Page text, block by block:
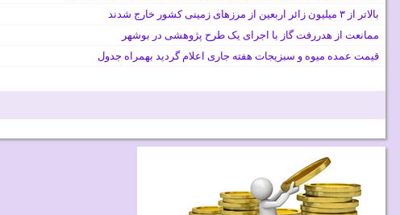
بالاتر از ۳ میلیون زائر اربعین از مرزهای زمینی کشور خارج شدند
ممانعت از هدررفت گاز با اجرای یک طرح پژوهشی در بوشهر
قیمت عمده میوه و سبزیجات هفته جاری اعلام گردید بهمراه جدول